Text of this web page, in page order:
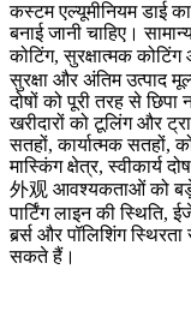
कस्टम एल्यूमीनियम डाई
बनाई जानी चाहिए।
कोटिंग, सुरक्षात्मक
सुरक्षा और अंतिम उत्पाद
दोषों को पूरी तरह से
खरीदारों को टूलिंग और
सतहों, कार्यात्मक सतहों,
मास्किंग क्षेत्र, स्वीकार्य
外观 आवश्यकताओं को बड़े
पार्टिंग लाइन की स्थिति,
बर्र्स और पॉलिशिंग
सकते हैं।